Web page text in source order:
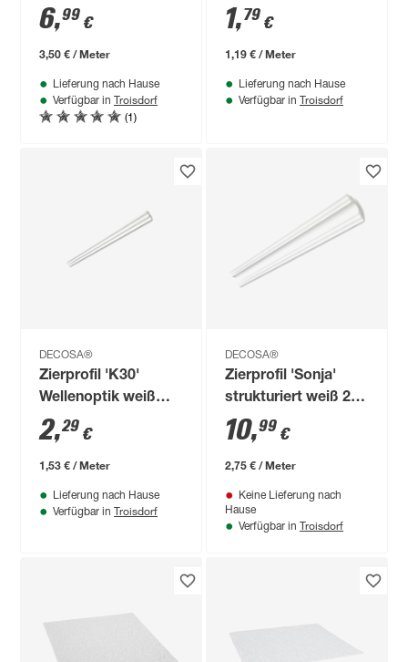
cm
6,99 €
3,50 € / Meter
Lieferung nach Hause
Verfügbar in Troisdorf
(1)
1,79 €
1,19 € / Meter
Lieferung nach Hause
Verfügbar in Troisdorf
DECOSA®
Zierprofil 'K30'
Wellenoptik weiß
150 x 2 x 3 cm
2,29 €
1,53 € / Meter
Lieferung nach Hause
Verfügbar in Troisdorf
DECOSA®
Zierprofil 'Sonja'
strukturiert weiß 200
x 5 x 5 cm 2 Stück
10,99 €
2,75 € / Meter
Keine Lieferung nach
Hause
Verfügbar in Troisdorf